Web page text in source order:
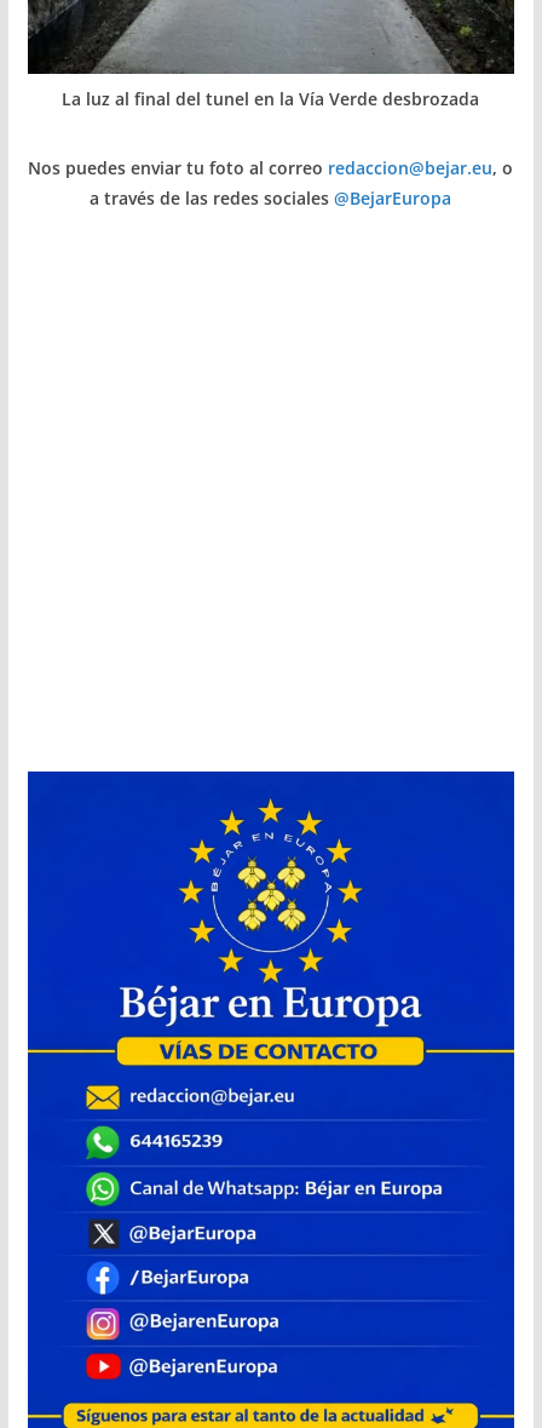
La luz al final del tunel en la Vía Verde desbrozada
Nos puedes enviar tu foto al correo redaccion@bejar.eu, o
a través de las redes sociales@BejarEuropa